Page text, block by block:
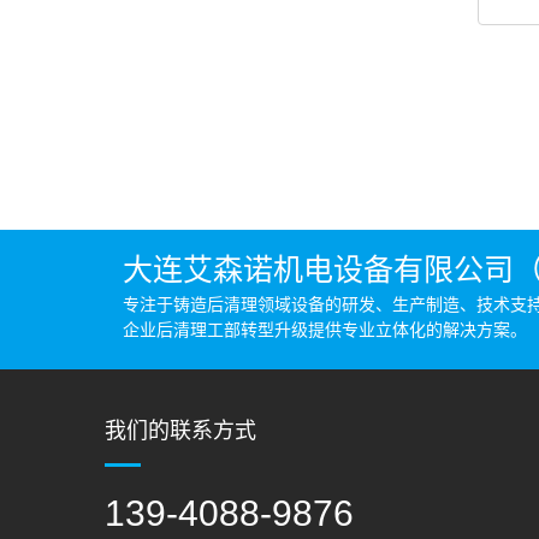
大连艾森诺机电设备有限公司
专注于铸造后清理领域设备的研发、生产制造、技术支
企业后清理工部转型升级提供专业立体化的解决方案。
我们的联系方式
139-4088-9876